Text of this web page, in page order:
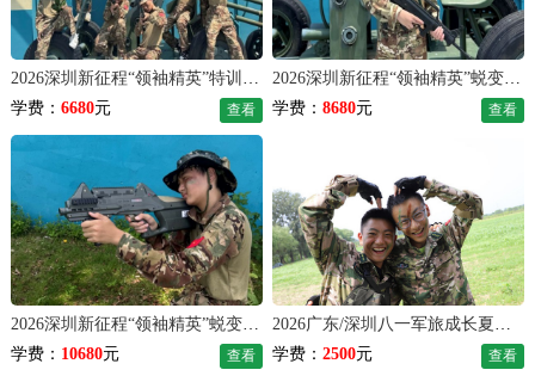
学费： 6680元 查看
学费：8680元 查看
2026深圳新征程“领袖精英”蜕变军事夏令营（35天）
学费： 10680元 查看
2026广东/深圳八一军旅成长夏令营（7天）
学费：2500元 查看